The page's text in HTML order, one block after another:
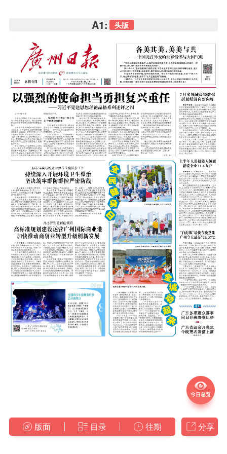
A1: 头版
版面 目录 往期 分享